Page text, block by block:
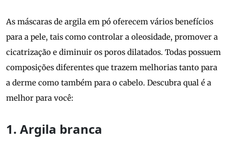
As máscaras de argila em pó oferecem vários benefícios
para a pele, tais como controlar a oleosidade, promover a
cicatrização e diminuir os poros dilatados. Todas possuem
composições diferentes que trazem melhorias tanto para
a derme como também para o cabelo. Descubra qual é a
melhor para você:
1. Argila branca